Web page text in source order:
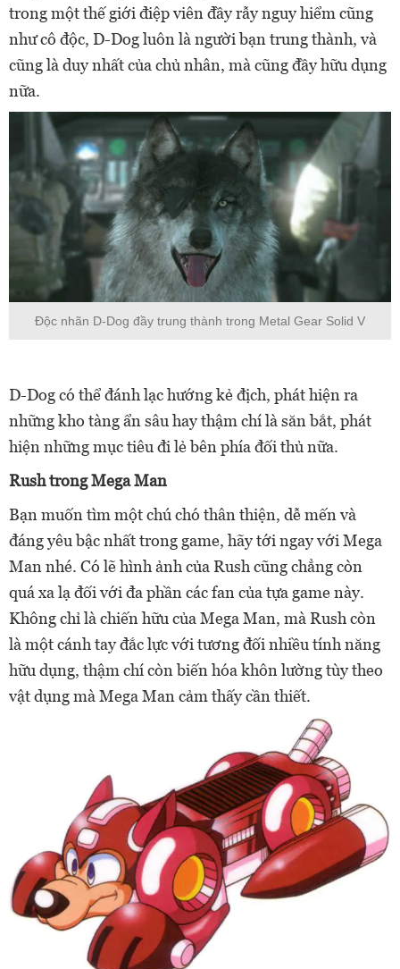
trong một thế giới điệp viên đầy rẫy nguy hiểm cũng
như cô độc, D-Dog luôn là người bạn trung thành, và
cũng là duy nhất của chủ nhân, mà cũng đầy hữu dụng
nữa.
Độc nhãn D-Dog đầy trung thành trong Metal Gear Solid V
D-Dog có thể đánh lạc hướng kẻ địch, phát hiện ra
những kho tàng ẩn sâu hay thậm chí là săn bắt, phát
hiện những mục tiêu đi lẻ bên phía đối thủ nữa.
Rush trong Mega Man
Bạn muốn tìm một chú chó thân thiện, dễ mến và
đáng yêu bậc nhất trong game, hãy tới ngay với Mega
Man nhé. Có lẽ hình ảnh của Rush cũng chẳng còn
quá xa lạ đối với đa phần các fan của tựa game này.
Không chỉ là chiến hữu của Mega Man, mà Rush còn
là một cánh tay đắc lực với tương đối nhiều tính năng
hữu dụng, thậm chí còn biến hóa khôn lường tùy theo
vật dụng mà Mega Man cảm thấy cần thiết.